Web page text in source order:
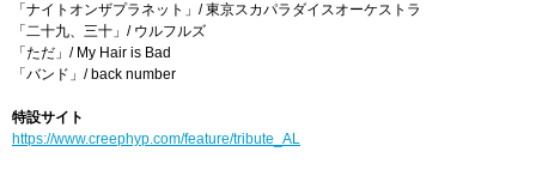
「ナイトオンザプラネット」/ 東京スカパラダイスオーケストラ
「二十九、三十」/ ウルフルズ
「ただ」/ My Hair is Bad
「バンド」/ back number
特設サイト
https://www.creephyp.com/feature/tribute_AL